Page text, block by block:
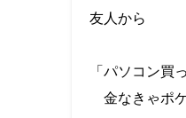
友人から
「パソコン買
金なきゃポ